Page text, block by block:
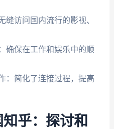
缝访问国内流行的影视、
确保在工作和娱乐中的顺
：简化了连接过程，提高
乎：探讨和